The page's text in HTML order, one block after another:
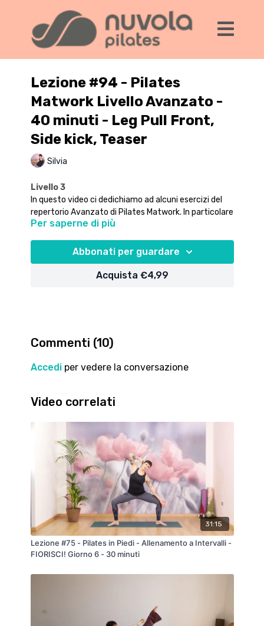
Lezione #94 - Pilates
Matwork Livello Avanzato -
40 minuti - Leg Pull Front,
Side kick, Teaser
Silvia
Livello 3
In questo video ci dedichiamo ad alcuni esercizi del
repertorio Avanzato di Pilates Matwork. In particolare
troverai Leg pull front, Side kick e Teaser, mescolati
mobilizzare la colonna e attivare la muscolatura, e
procediamo verso la parte più intensa del workout;
finiamo con una lunga sequenza di allungamenti.
Per saperne di più
Abbonati per guardare
Acquista €4,99
Commenti (10)
Accediper vedere la conversazione
Video correlati
31:15
Lezione #75 - Pilates in Piedi - Allenamento a Intervalli -
FIORISCI! Giorno 6 - 30 minuti